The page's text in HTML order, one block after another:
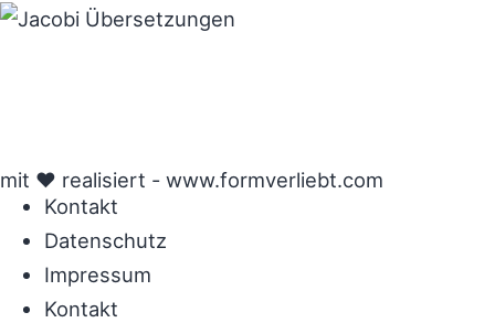
mit ♥ realisiert - www.formverliebt.com
Kontakt
Datenschutz
Impressum
Kontakt